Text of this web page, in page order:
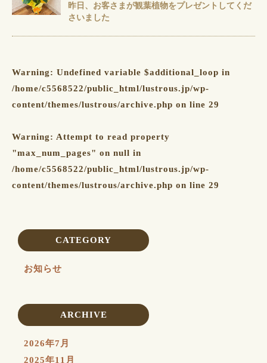
昨日、お客さまが観葉植物をプレゼントしてくだ
さいました️️️
Warning: Undefined variable $additional_loop in
/home/c5568522/public_html/lustrous.jp/wp-
content/themes/lustrous/archive.php on line 29
Warning: Attempt to read property
"max_num_pages" on null in
/home/c5568522/public_html/lustrous.jp/wp-
content/themes/lustrous/archive.php on line 29
CATEGORY
お知らせ
ARCHIVE
2026年7月
2025年11月